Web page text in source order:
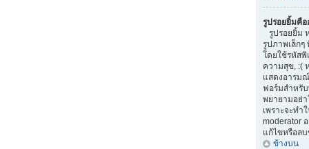
รูปรอยยิ้มคือ
รูปรอยยิ้ม
รูปภาพเล็ก
โดยใช้รหัสพิ
ความสุข, :(
แสดงอารม
ฟอร์มสำหรั
พยายามอย่า
เพราะจะทำ
moderator
แก้ไขหรือล
ข้างบน